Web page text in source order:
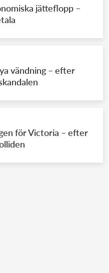
jätteflopp –
vändning – efter
för Victoria – efter